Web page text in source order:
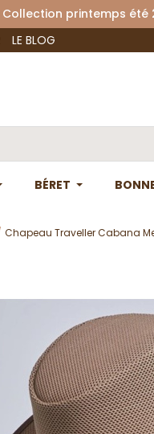
Collection
LE BLOG
BÉRET
Chapeau Traveller Cabana